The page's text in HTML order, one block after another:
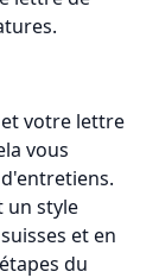
votre lettre
vous
un style
et en
du